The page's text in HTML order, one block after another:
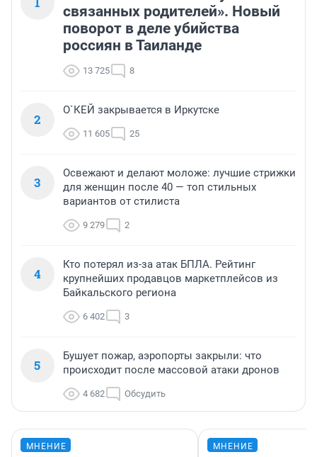
связанных родителей». Новый
поворот в деле убийства
россиян в Таиланде
13 725 8
2
О`КЕЙ закрывается в Иркутске
11 605 25
3
Освежают и делают моложе: лучшие стрижки
для женщин после 40 — топ стильных
вариантов от стилиста
9 279 2
4
Кто потерял из-за атак БПЛА. Рейтинг
крупнейших продавцов маркетплейсов из
Байкальского региона
6 402 3
5
Бушует пожар, аэропорты закрыли: что
происходит после массовой атаки дронов
4 682 Обсудить
МНЕНИЕ МНЕНИЕ